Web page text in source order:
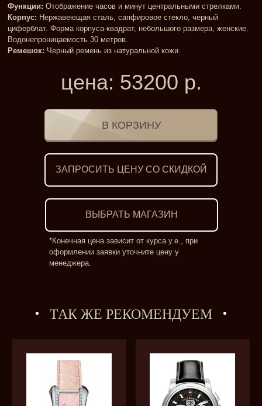
Функции: Отображение часов и минут центральными стрелками.
Корпус: Нержавеющая сталь, сапфировое стекло, черный
циферблат. Форма корпуса-квадрат, небольшого размера, женские.
Водонепроницаемость 30 метров.
Ремешок: Черный ремень из натуральной кожи.
цена: 53200 р.
ЗАПРОСИТЬ ЦЕНУ СО СКИДКОЙ
ВЫБРАТЬ МАГАЗИН
*Конечная цена зависит от курса у.е., при
оформлении заявки уточните цену у
менеджера.
ТАК ЖЕ РЕКОМЕНДУЕМ